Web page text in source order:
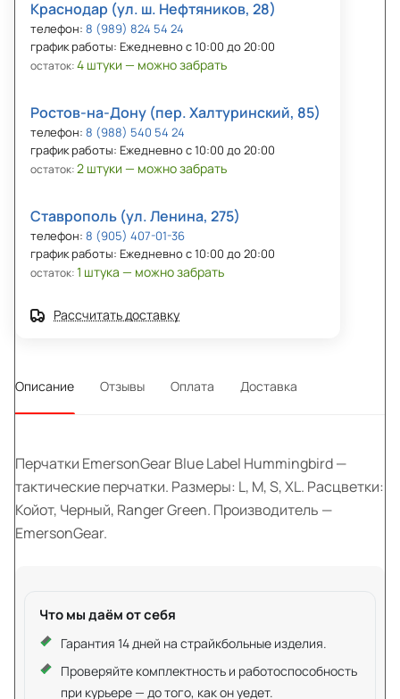
Краснодар (ул. ш. Нефтяников, 28)
телефон: 8 (989) 824 54 24
график работы: Ежедневно с 10:00 до 20:00
остаток:4 штуки — можно забрать
Ростов-на-Дону (пер. Халтуринский, 85)
телефон: 8 (988) 540 54 24
график работы: Ежедневно с 10:00 до 20:00
остаток:2 штуки — можно забрать
Ставрополь (ул. Ленина, 275)
телефон: 8 (905) 407-01-36
график работы: Ежедневно с 10:00 до 20:00
остаток:1 штука — можно забрать
Рассчитать доставку
Описание Отзывы Оплата Доставка
Перчатки EmersonGear Blue Label Hummingbird —
тактические перчатки. Размеры: L, M, S, XL. Расцветки:
Койот, Черный, Ranger Green. Производитель —
EmersonGear.
Что мы даём от себя
Гарантия 14 дней на страйкбольные изделия.
Проверяйте комплектность и работоспособность
при курьере — до того, как он уедет.